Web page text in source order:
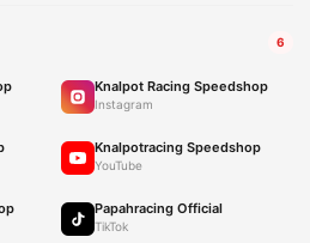
6
Knalpot Racing Speedshop
Instagram
Knalpotracing Speedshop
YouTube
Papahracing Official
TikTok